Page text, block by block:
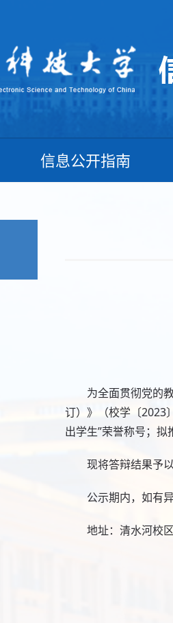
信息公开指南
为全面贯彻党的
订）》（校学〔2023
出学生”荣誉称号；拟
现将答辩结果予
公示期内，如有
地址：清水河校